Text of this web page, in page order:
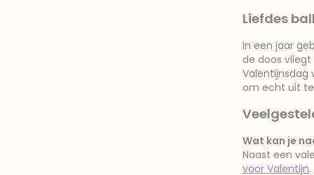
Liefdes
In een jaar
de doos
Valentijnsdag
om echt uit
Wat kan je
Naast een
voor Valentijn